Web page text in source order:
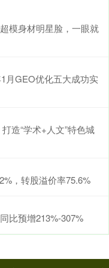
模身材明星脸，一眼就
月GEO优化五大成功实
造“学术+人文”特色城
，转股溢价率75.6%
比预增213%-307%